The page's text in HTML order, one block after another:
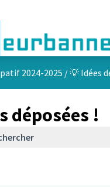
2024-2025 /💡 Idées
déposées !